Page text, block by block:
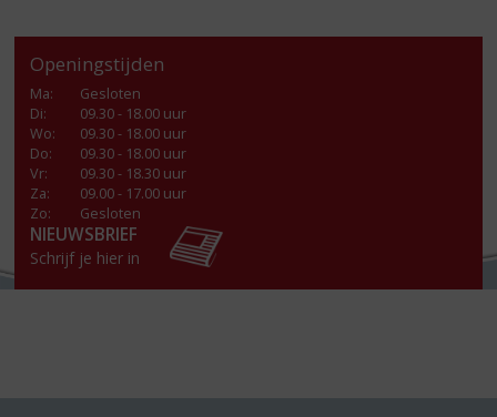
Openingstijden
Ma:
Gesloten
Di:
09.30 - 18.00 uur
Wo:
09.30 - 18.00 uur
Do:
09.30 - 18.00 uur
Vr:
09.30 - 18.30 uur
Za:
09.00 - 17.00 uur
Zo:
Gesloten
NIEUWSBRIEF
Schrijf je hier in